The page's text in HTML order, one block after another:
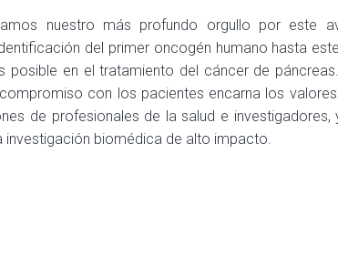
nuestro más profundo orgullo por este
del primer oncogén humano hasta
posible en el tratamiento del cáncer de
con los pacientes encarna los
de profesionales de la salud e investigadores,
investigación biomédica de alto impacto.